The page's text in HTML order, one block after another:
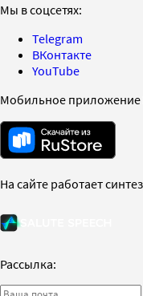
Мы в соцсетях:
Telegram
ВКонтакте
YouTube
Мобильное приложение
На сайте работает
Рассылка: